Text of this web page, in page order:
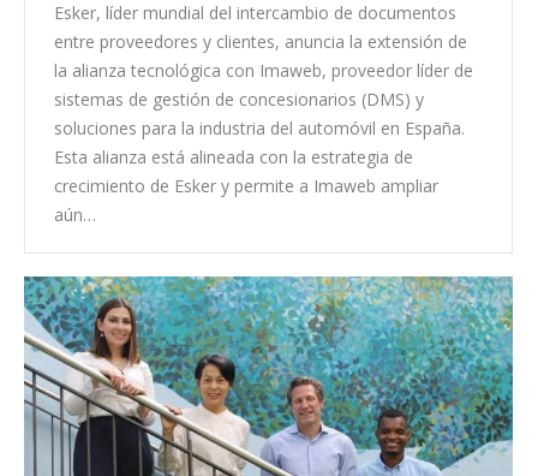
Esker, líder mundial del intercambio de documentos
entre proveedores y clientes, anuncia la extensión de
la alianza tecnológica con Imaweb, proveedor líder de
sistemas de gestión de concesionarios (DMS) y
soluciones para la industria del automóvil en España.
Esta alianza está alineada con la estrategia de
crecimiento de Esker y permite a Imaweb ampliar
aún…